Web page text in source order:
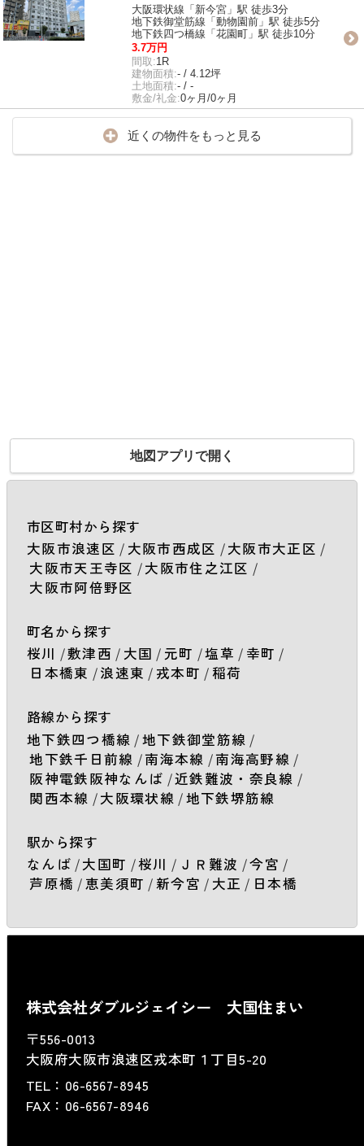
大阪環状線「新今宮」駅 徒歩3分
地下鉄御堂筋線「動物園前」駅 徒歩5分
地下鉄四つ橋線「花園町」駅 徒歩10分
3.7万円
間取:1R
建物面積:- / 4.12坪
土地面積:- / -
敷金/礼金:0ヶ月/0ヶ月
近くの物件をもっと見る
地図アプリで開く
市区町村から探す
大阪市浪速区 / 大阪市西成区 /大阪市大正区 /
大阪市天王寺区 /大阪市住之江区 /
大阪市阿倍野区
町名から探す
桜川 /敷津西 / 大国 / 元町 /塩草 / 幸町 /
日本橋東 /浪速東 / 戎本町 /稲荷
路線から探す
地下鉄四つ橋線 /地下鉄御堂筋線 /
地下鉄千日前線 /南海本線 /南海高野線 /
阪神電鉄阪神なんば /近鉄難波・奈良線 /
関西本線 /大阪環状線 /地下鉄堺筋線
駅から探す
なんば /大国町 /桜川 / ＪＲ難波 /今宮 /
芦原橋 /恵美須町 /新今宮 / 大正 / 日本橋
株式会社ダブルジェイシー 大国住まい
〒556-0013
大阪府大阪市浪速区戎本町１丁目5-20
TEL： 06-6567-8945
FAX：06-6567-8946